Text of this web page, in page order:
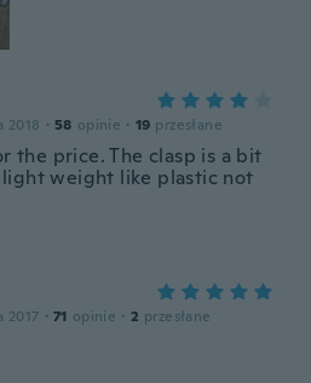
2018 · 58 opinie · 19 przesłane
the price. The clasp is a bit
weight like plastic not
2017 · 71 opinie · 2 przesłane